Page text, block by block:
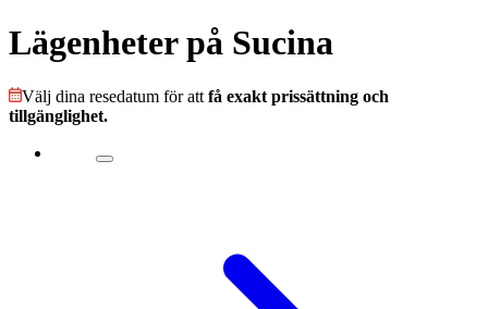
Lägenheter på Sucina
Välj dina resedatum för att få exakt prissättning och
tillgänglighet.